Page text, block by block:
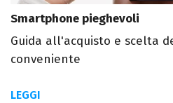
Smartphone pieghevoli
Guida all'acquisto e scelta
conveniente
LEGGI